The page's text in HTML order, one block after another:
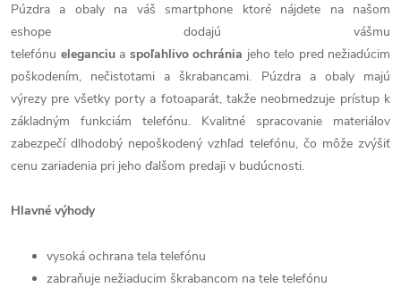
Púzdra a obaly na váš smartphone ktoré nájdete na našom
eshope dodajú vášmu
telefónu eleganciu a spoľahlivo ochránia jeho telo pred nežiadúcim
poškodením, nečistotami a škrabancami. Púzdra a obaly majú
výrezy pre všetky porty a fotoaparát, takže neobmedzuje prístup k
základným funkciám telefónu. Kvalitné spracovanie materiálov
zabezpečí dlhodobý nepoškodený vzhľad telefónu, čo môže zvýšiť
cenu zariadenia pri jeho ďalšom predaji v budúcnosti.
Hlavné výhody
vysoká ochrana tela telefónu
zabraňuje nežiaducim škrabancom na tele telefónu